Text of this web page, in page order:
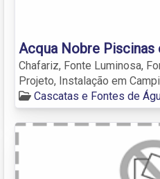
Acqua Nobre Piscinas
Chafariz, Fonte Luminosa,
Projeto, Instalação em
Cascatas e Fontes de